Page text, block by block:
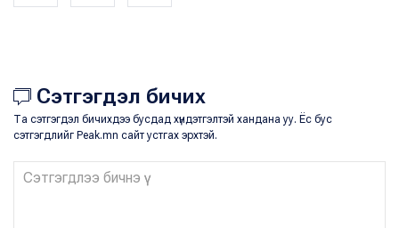
Сэтгэгдэл бичих
Та сэтгэгдэл бичихдээ бусдад хүндэтгэлтэй хандана уу. Ёс бус
сэтгэгдлийг Peak.mn сайт устгах эрхтэй.